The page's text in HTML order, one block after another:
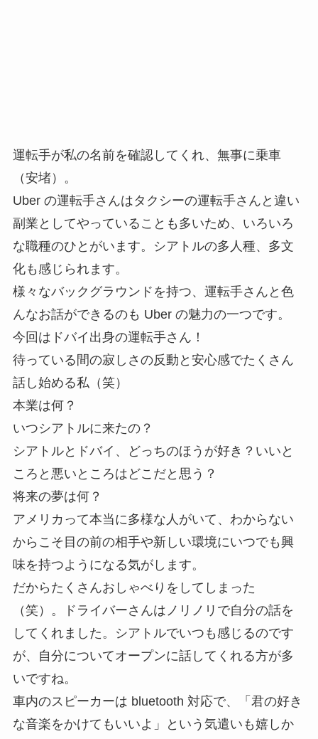
運転手が私の名前を確認してくれ、無事に乗車
（安堵）。
Uber の運転手さんはタクシーの運転手さんと違い
副業としてやっていることも多いため、いろいろ
な職種のひとがいます。シアトルの多人種、多文
化も感じられます。
様々なバックグラウンドを持つ、運転手さんと色
んなお話ができるのも Uber の魅力の一つです。
今回はドバイ出身の運転手さん！
待っている間の寂しさの反動と安心感でたくさん
話し始める私（笑）
本業は何？
いつシアトルに来たの？
シアトルとドバイ、どっちのほうが好き？いいと
ころと悪いところはどこだと思う？
将来の夢は何？
アメリカって本当に多様な人がいて、わからない
からこそ目の前の相手や新しい環境にいつでも興
味を持つようになる気がします。
だからたくさんおしゃべりをしてしまった
（笑）。ドライバーさんはノリノリで自分の話を
してくれました。シアトルでいつも感じるのです
が、自分についてオープンに話してくれる方が多
いですね。
車内のスピーカーは bluetooth 対応で、「君の好き
な音楽をかけてもいいよ」という気遣いも嬉しか